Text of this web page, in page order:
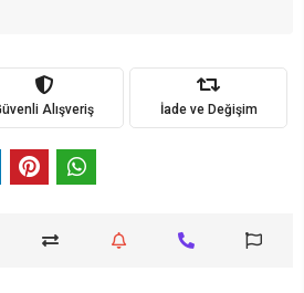
Alışveriş İade ve Değişim